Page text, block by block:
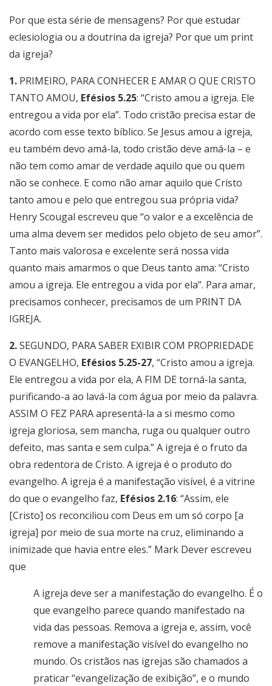
Por que esta série de mensagens? Por que estudar
eclesiologia ou a doutrina da igreja? Por que um print
da igreja?
1. PRIMEIRO, PARA CONHECER E AMAR O QUE CRISTO
TANTO AMOU, Efésios 5.25: “Cristo amou a igreja. Ele
entregou a vida por ela”. Todo cristão precisa estar de
acordo com esse texto bíblico. Se Jesus amou a igreja,
eu também devo amá-la, todo cristão deve amá-la – e
não tem como amar de verdade aquilo que ou quem
não se conhece. E como não amar aquilo que Cristo
tanto amou e pelo que entregou sua própria vida?
Henry Scougal escreveu que “o valor e a excelência de
uma alma devem ser medidos pelo objeto de seu amor”.
Tanto mais valorosa e excelente será nossa vida
quanto mais amarmos o que Deus tanto ama: “Cristo
amou a igreja. Ele entregou a vida por ela”. Para amar,
precisamos conhecer, precisamos de um PRINT DA
IGREJA.
2.SEGUNDO, PARA SABER EXIBIR COM PROPRIEDADE
O EVANGELHO, Efésios 5.25-27, “Cristo amou a igreja.
Ele entregou a vida por ela, A FIM DE torná-la santa,
purificando-a ao lavá-la com água por meio da palavra.
ASSIM O FEZ PARA apresentá-la a si mesmo como
igreja gloriosa, sem mancha, ruga ou qualquer outro
defeito, mas santa e sem culpa.” A igreja é o fruto da
obra redentora de Cristo. A igreja é o produto do
evangelho. A igreja é a manifestação visível, é a vitrine
do que o evangelho faz, Efésios 2.16: “Assim, ele
[Cristo] os reconciliou com Deus em um só corpo [a
igreja] por meio de sua morte na cruz, eliminando a
inimizade que havia entre eles.” Mark Dever escreveu
que
A igreja deve ser a manifestação do evangelho. É o
que evangelho parece quando manifestado na
vida das pessoas. Remova a igreja e, assim, você
remove a manifestação visível do evangelho no
mundo. Os cristãos nas igrejas são chamados a
praticar “evangelização de exibição”, e o mundo